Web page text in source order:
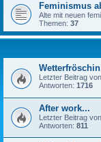
Feminismus
Alte mit neuen
Themen: 37
Letzter Beitrag von
Antworten: 1716
After work...
Letzter Beitrag von
Antworten: 811